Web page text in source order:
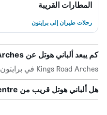
المطارات القريبة
رحلات طيران إلى برايتون
كم يبعد ألباني هوتل عن Kings Road Arches؟
Kings Road Arches في برايتون على بعد 1.9 كم من ألباني هوتل.
هل ألباني هوتل قريب من Brighton Sea Life Centre؟